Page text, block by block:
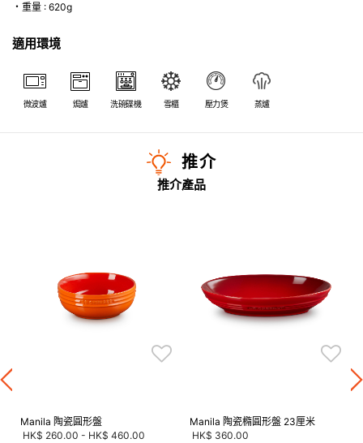
・重量 : 620g
適用環境
微波爐 焗爐 洗碗碟機 雪櫃 壓力煲 蒸爐
推介
推介產品
Manila 陶瓷圓形盤
HK$ 260.00 - HK$ 460.00
Manila 陶瓷橢圓形盤 23厘米
HK$ 360.00